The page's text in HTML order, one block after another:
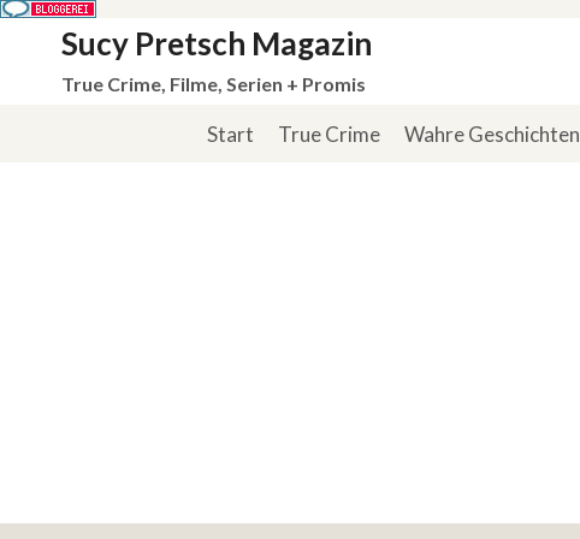
springen
Sucy Pretsch Magazin
True Crime, Filme, Serien + Promis
Start True Crime Wahre Geschichten